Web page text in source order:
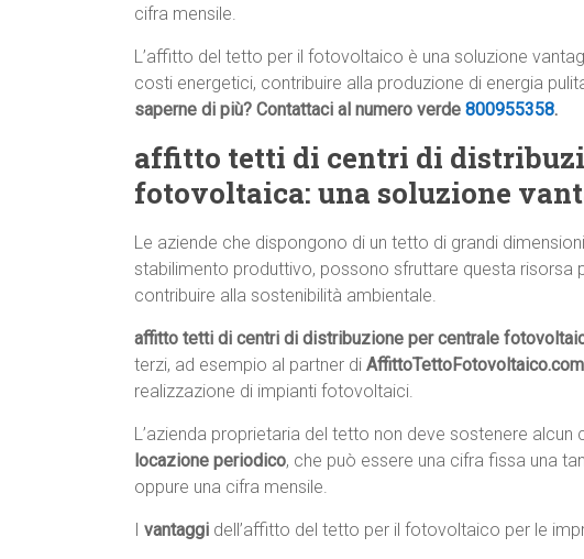
cifra mensile.
L’affitto del tetto per il fotovoltaico è una soluzione
costi energetici, contribuire alla produzione di energia
saperne di più? Contattaci al numero verde 800955358.
affitto tetti di centri di
fotovoltaica: una soluzione
Le aziende che dispongono di un tetto di grandi
stabilimento produttivo, possono sfruttare questa risorsa
contribuire alla sostenibilità ambientale.
affitto tetti di centri di distribuzione per centrale
terzi, ad esempio al partner di AffittoTettoFotovoltaico.com
realizzazione di impianti fotovoltaici.
L’azienda proprietaria del tetto non deve sostenere
locazione periodico, che può essere una cifra fissa una
oppure una cifra mensile.
vantaggi dell’affitto del tetto per il fotovoltaico per le